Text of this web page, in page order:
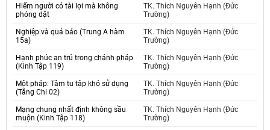
Hiếm người có tài lợi mà không
phóng dật
TK. Thích Nguyên Hạnh (Đức
Trường)
Nghiệp và quả báo (Trung A hàm
15a)
TK. Thích Nguyên Hạnh (Đức
Trường)
Hạnh phúc an trú trong chánh pháp
(Kinh Tập 119)
TK. Thích Nguyên Hạnh (Đức
Trường)
Một pháp: Tâm tu tập khó sử dụng
(Tăng Chi 02)
TK. Thích Nguyên Hạnh (Đức
Trường)
Mạng chung nhất định không sầu
muộn (Kinh Tập 118)
TK. Thích Nguyên Hạnh (Đức
Trường)